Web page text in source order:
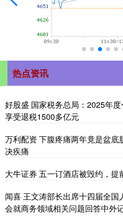
热点资讯
好股盛 国家税务总局：2025年
享受退税1500多亿元
万利配资 下腹疼痛两年竟是盆底
决疾痛
大牛证券 五一订酒店被毁约，
闻喜 王文涛部长出席十四届全
会就商务领域相关问题回答中外